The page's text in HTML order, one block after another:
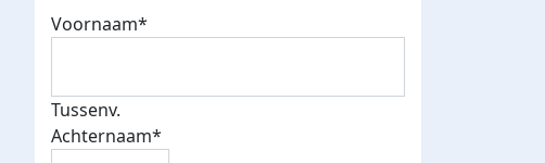
Voornaam*
Tussenv.
Achternaam*